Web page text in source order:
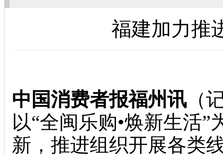
福建加力推
中国消费者报福州讯 （
以“全闽乐购•焕新生活
新，推进组织开展各类